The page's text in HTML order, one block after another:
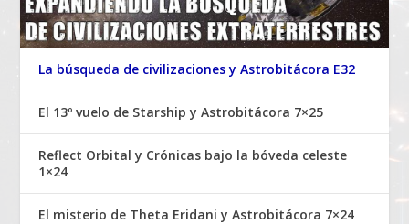
La búsqueda de civilizaciones y Astrobitácora E32
El 13º vuelo de Starship y Astrobitácora 7×25
Reflect Orbital y Crónicas bajo la bóveda celeste
1×24
El misterio de Theta Eridani y Astrobitácora 7×24